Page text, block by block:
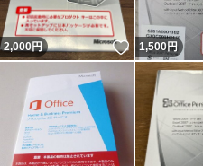
2,000円 いいね！
1,500円